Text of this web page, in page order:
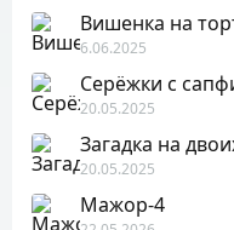
Вишенка на
6.06.2025
Серёжки с
20.05.2025
Загадка на
20.05.2025
Мажор-4